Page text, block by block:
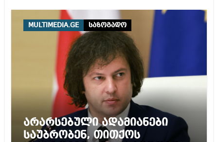
MULTIMEDIA.GE საზოგადო
არარსებული ადამიანები
საუბრობენ, თითქოს